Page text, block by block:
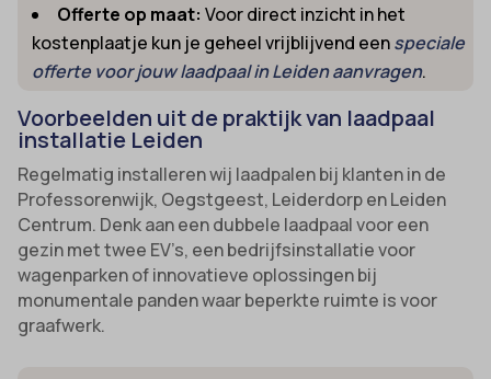
Offerte op maat: Voor direct inzicht in het
kostenplaatje kun je geheel vrijblijvend eenspeciale
offerte voor jouw laadpaal in Leiden aanvragen.
Voorbeelden uit de praktijk van laadpaal
installatie Leiden
Regelmatig installeren wij laadpalen bij klanten in de
Professorenwijk, Oegstgeest, Leiderdorp en Leiden
Centrum. Denk aan een dubbele laadpaal voor een
gezin met twee EV’s, een bedrijfsinstallatie voor
wagenparken of innovatieve oplossingen bij
monumentale panden waar beperkte ruimte is voor
graafwerk.